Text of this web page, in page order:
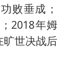
败垂成；
2018年姆
旷世决战后